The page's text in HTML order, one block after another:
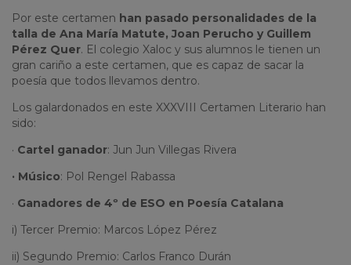
Por este certamen han pasado personalidades de la
talla de Ana María Matute, Joan Perucho y Guillem
Pérez Quer. El colegio Xaloc y sus alumnos le tienen un
gran cariño a este certamen, que es capaz de sacar la
poesía que todos llevamos dentro.
Los galardonados en este XXXVIII Certamen Literario han
sido:
· Cartel ganador: Jun Jun Villegas Rivera
· Músico: Pol Rengel Rabassa
· Ganadores de 4º de ESO en Poesía Catalana
i) Tercer Premio: Marcos López Pérez
ii) Segundo Premio: Carlos Franco Durán